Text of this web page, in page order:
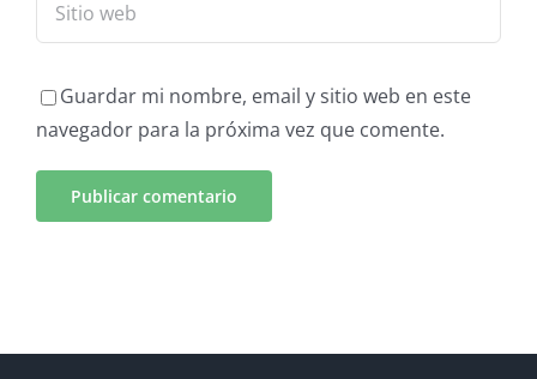
Guardar mi nombre, email y sitio web en este
navegador para la próxima vez que comente.